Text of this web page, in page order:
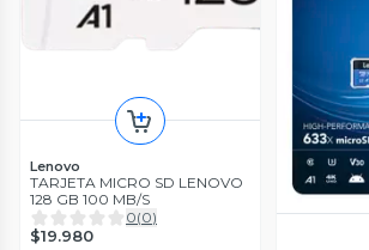
Lenovo
TARJETA MICRO SD LENOVO
128 GB 100 MB/S
0(0)
$19.980